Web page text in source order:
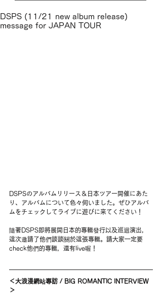
DSPS (11/21 new album release)
message for JAPAN TOUR
DSPSのアルバムリリース＆日本ツアー開催にあた
り、アルバムについて色々伺いました。ぜひアルバ
ムをチェックしてライブに遊びに来てください！
隨著DSPS即將展開日本的專輯發行以及巡迴演出，
這次邀請了他們談談關於這張專輯。請大家一定要
check他們的專輯，還有live喔！
＜大浪漫網站專訪 / BIG ROMANTIC INTERVIEW
＞